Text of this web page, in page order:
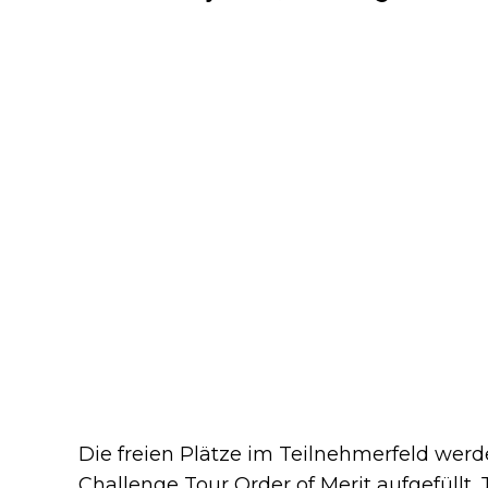
Die freien Plätze im Teilnehmerfeld